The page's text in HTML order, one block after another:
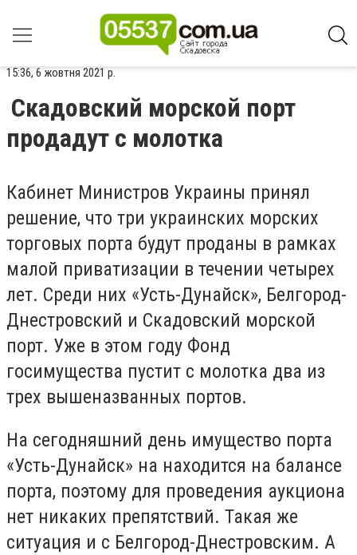
15:36, 6 жовтня 2021 р.
Скадовский морской порт
продадут с молотка
Кабинет Министров Украины принял
решение, что три украинских морских
торговых порта будут проданы в рамках
малой приватизации в течении четырех
лет. Среди них «Усть-Дунайск», Белгород-
Днестровский и Скадовский морской
порт. Уже в этом году Фонд
госимущества пустит с молотка два из
трех вышеназванных портов.
На сегодняшний день имущество порта
«Усть-Дунайск» на находится на балансе
порта, поэтому для проведения аукциона
нет никаких препятствий. Такая же
ситуация и с Белгород-Днестровским. А